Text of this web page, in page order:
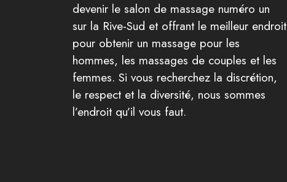
devenir le salon de massage numéro un
sur la Rive-Sud et offrant le meilleur endroit
pour obtenir un massage pour les
hommes, les massages de couples et les
femmes. Si vous recherchez la discrétion,
le respect et la diversité, nous sommes
l’endroit qu’il vous faut.